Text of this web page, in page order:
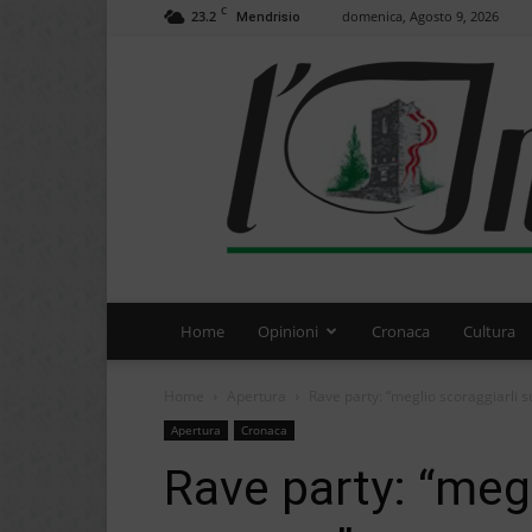
23.2 C Mendrisio domenica, Agosto 9, 2026
Home Opinioni Cronaca Cultura
Apertura Cronaca
Rave party: